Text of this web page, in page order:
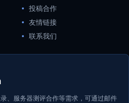
投稿合作
友情链接
联系我们
、服务器测评合作等需求，可通过邮件